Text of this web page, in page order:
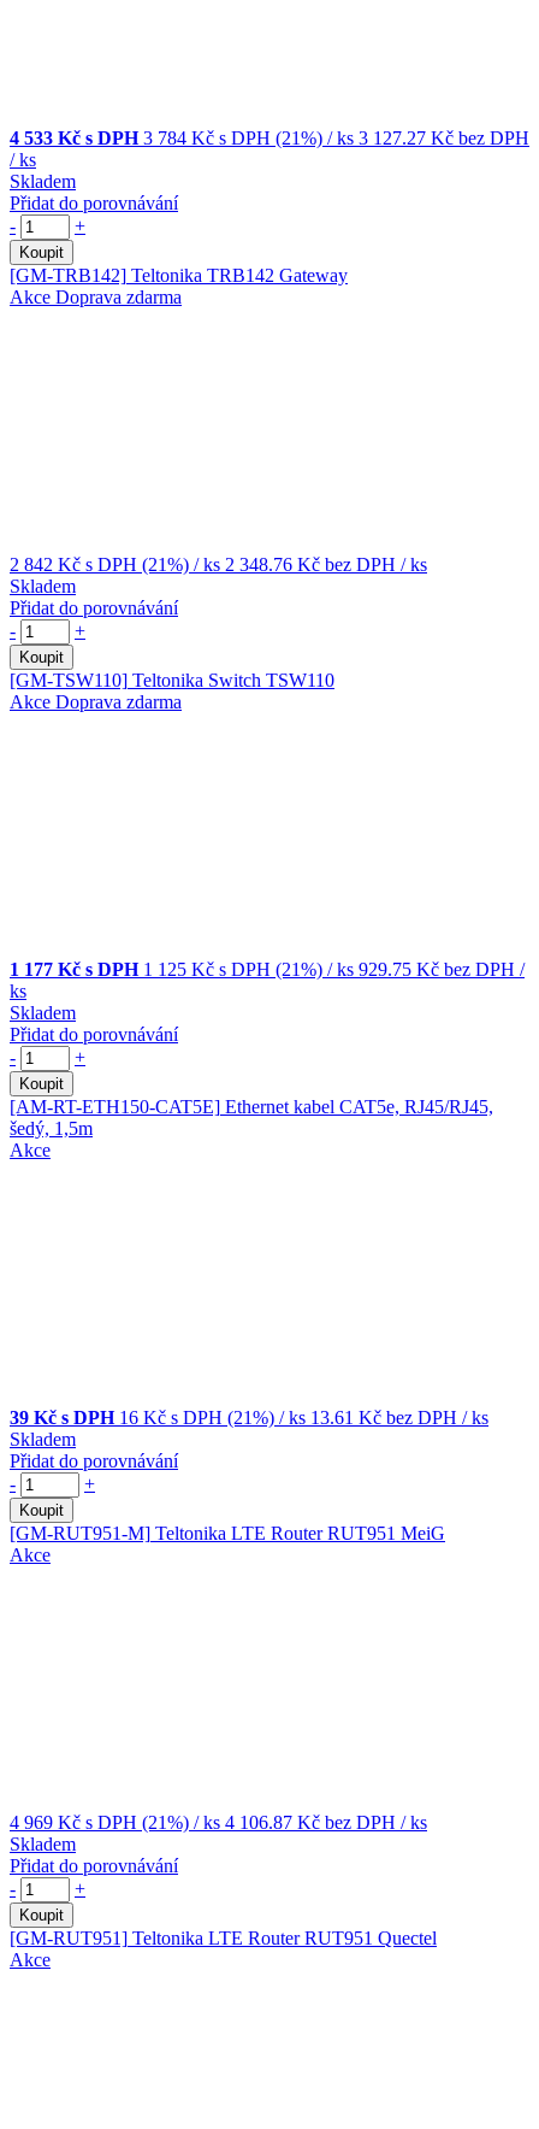
4 533 Kč s DPH 3 784 Kč s DPH (21%) / ks 3 127.27 Kč bez DPH
/ ks
Skladem
Přidat do porovnávání
-
+
Koupit
[GM-TRB142] Teltonika TRB142 Gateway
Akce Doprava zdarma
2 842 Kč s DPH (21%) / ks 2 348.76 Kč bez DPH / ks
Skladem
Přidat do porovnávání
-
+
Koupit
[GM-TSW110] Teltonika Switch TSW110
Akce Doprava zdarma
1 177 Kč s DPH 1 125 Kč s DPH (21%) / ks 929.75 Kč bez DPH /
ks
Skladem
Přidat do porovnávání
-
+
Koupit
[AM-RT-ETH150-CAT5E] Ethernet kabel CAT5e, RJ45/RJ45,
šedý, 1,5m
Akce
39 Kč s DPH 16 Kč s DPH (21%) / ks 13.61 Kč bez DPH / ks
Skladem
Přidat do porovnávání
-
+
Koupit
[GM-RUT951-M] Teltonika LTE Router RUT951 MeiG
Akce
4 969 Kč s DPH (21%) / ks 4 106.87 Kč bez DPH / ks
Skladem
Přidat do porovnávání
-
+
Koupit
[GM-RUT951] Teltonika LTE Router RUT951 Quectel
Akce